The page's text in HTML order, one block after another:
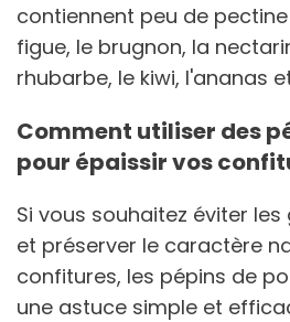
contiennent peu de
figue, le brugnon, la
rhubarbe, le kiwi, l'ananas
Comment utiliser des
pour épaissir vos
Si vous souhaitez éviter
et préserver le caractère
confitures, les pépins de
une astuce simple et